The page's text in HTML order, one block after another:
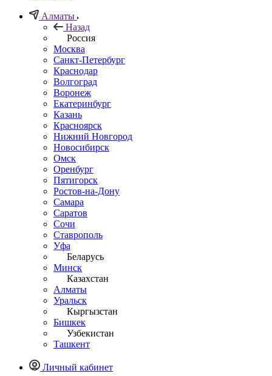
Алматы
Назад
Россия
Москва
Санкт-Петербург
Краснодар
Волгоград
Воронеж
Екатеринбург
Казань
Красноярск
Нижний Новгород
Новосибирск
Омск
Оренбург
Пятигорск
Ростов-на-Дону
Самара
Саратов
Сочи
Ставрополь
Уфа
Беларусь
Минск
Казахстан
Алматы
Уральск
Кыргызстан
Бишкек
Узбекистан
Ташкент
Личный кабинет